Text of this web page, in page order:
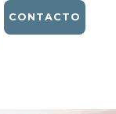
CONTACTO